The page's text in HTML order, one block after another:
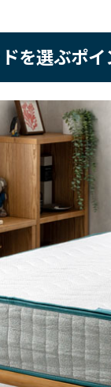
を選ぶポイ